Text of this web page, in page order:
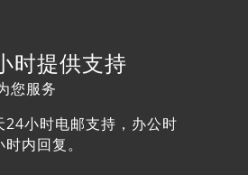
PhD
in Medical Biology
时提供支持
您服务
24小时电邮支持，办公时
内回复。